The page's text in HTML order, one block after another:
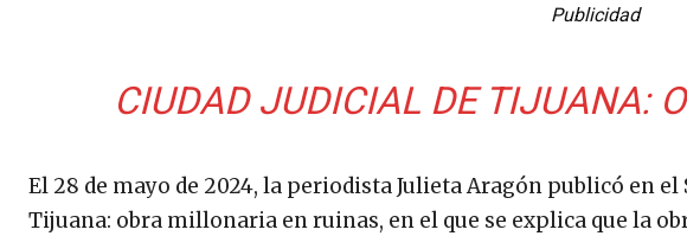
Publicidad
CIUDAD JUDICIAL DE TIJUANA:
El 28 de mayo de 2024, la periodista Julieta Aragón publicó en
Tijuana: obra millonaria en ruinas, en el que se explica que la